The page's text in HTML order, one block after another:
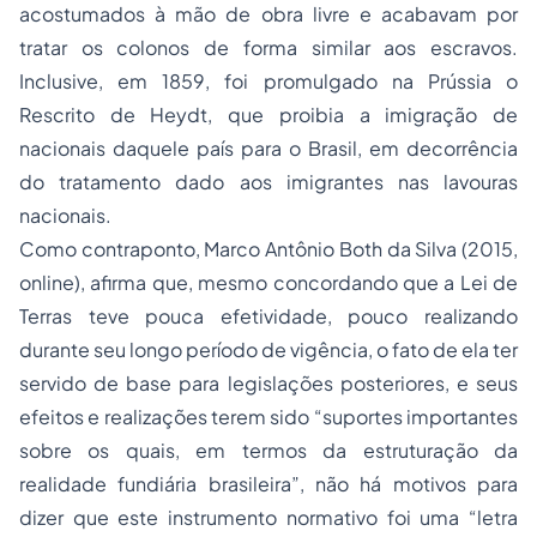
acostumados à mão de obra livre e acabavam por
tratar os colonos de forma similar aos escravos.
Inclusive, em 1859, foi promulgado na Prússia o
Rescrito de Heydt, que proibia a imigração de
nacionais daquele país para o Brasil, em decorrência
do tratamento dado aos imigrantes nas lavouras
nacionais.
Como contraponto, Marco Antônio Both da Silva (2015,
online), afirma que, mesmo concordando que a Lei de
Terras teve pouca efetividade, pouco realizando
durante seu longo período de vigência, o fato de ela ter
servido de base para legislações posteriores, e seus
efeitos e realizações terem sido “suportes importantes
sobre os quais, em termos da estruturação da
realidade fundiária brasileira”, não há motivos para
dizer que este instrumento normativo foi uma “letra